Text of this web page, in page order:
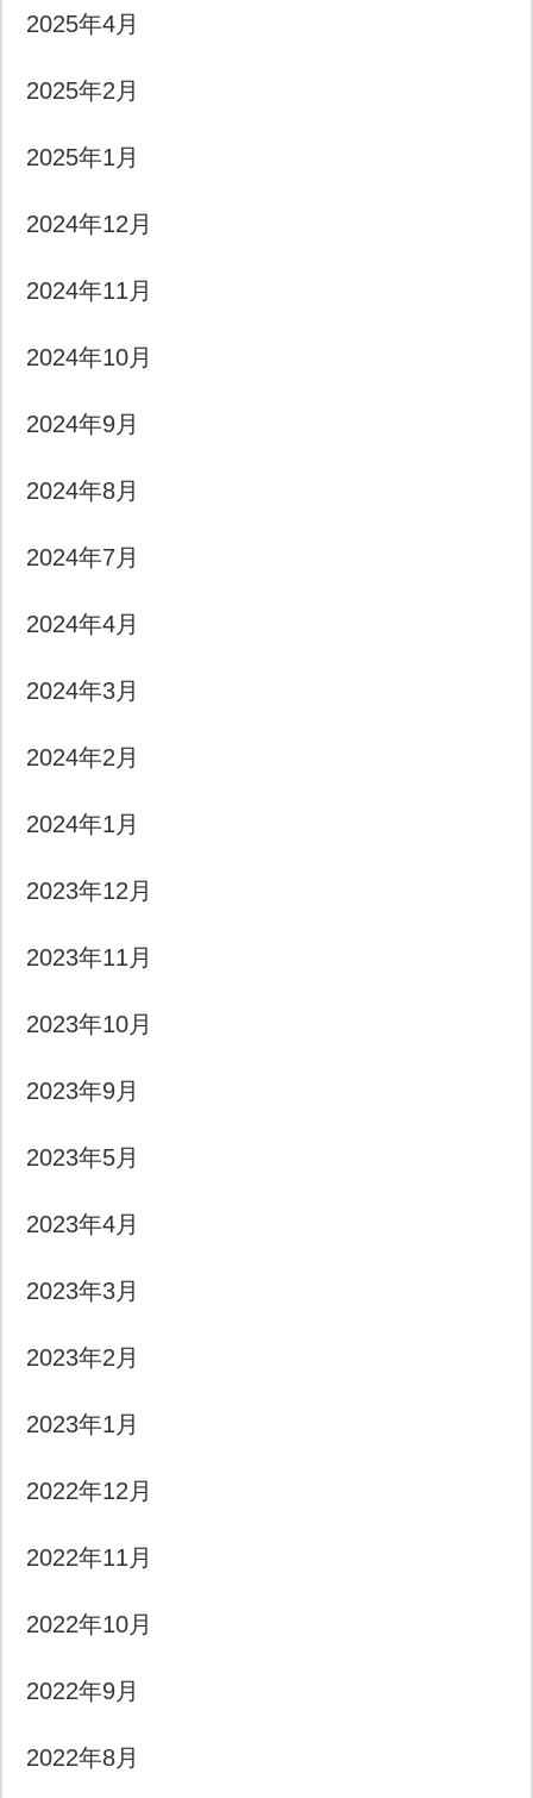
2025年4月
2025年2月
2025年1月
2024年12月
2024年11月
2024年10月
2024年9月
2024年8月
2024年7月
2024年4月
2024年3月
2024年2月
2024年1月
2023年12月
2023年11月
2023年10月
2023年9月
2023年5月
2023年4月
2023年3月
2023年2月
2023年1月
2022年12月
2022年11月
2022年10月
2022年9月
2022年8月